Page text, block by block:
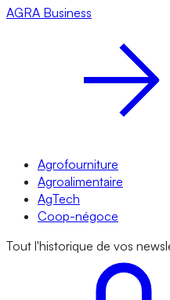
AGRA Business
Agrofourniture
Agroalimentaire
AgTech
Coop-négoce
Tout l'historique de vos